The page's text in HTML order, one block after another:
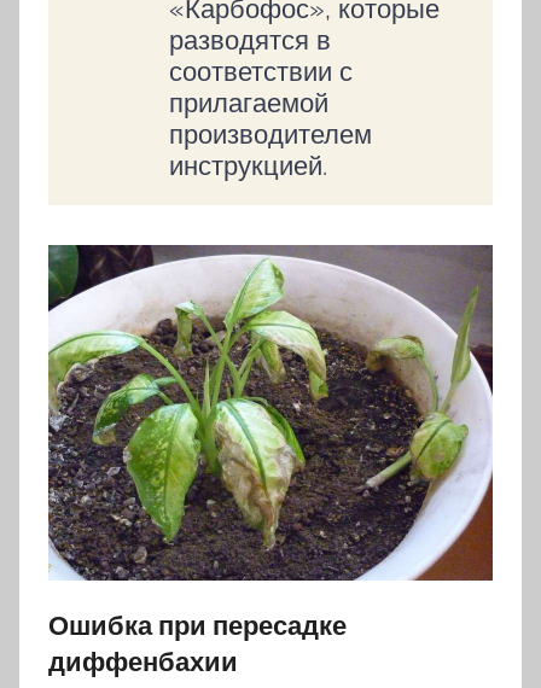
«Карбофос», которые
разводятся в
соответствии с
прилагаемой
производителем
инструкцией.
Ошибка при пересадке
диффенбахии